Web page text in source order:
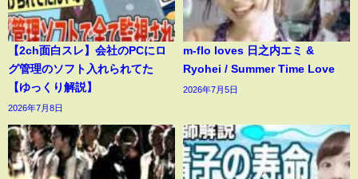
【2ch面白スレ】会社のPCにロ
グ管理のソフト入れられてた
【ゆっくり解説】
2026年7月8日
m-flo loves 日之内エミ &
Ryohei / Summer Time Love
2026年7月5日